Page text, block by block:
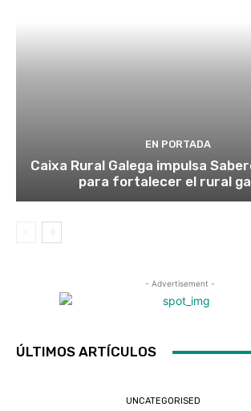
EN PORTADA
Caixa Rural Galega impulsa
para fortalecer el rural
- Advertisement -
ÚLTIMOS ARTÍCULOS
UNCATEGORISED